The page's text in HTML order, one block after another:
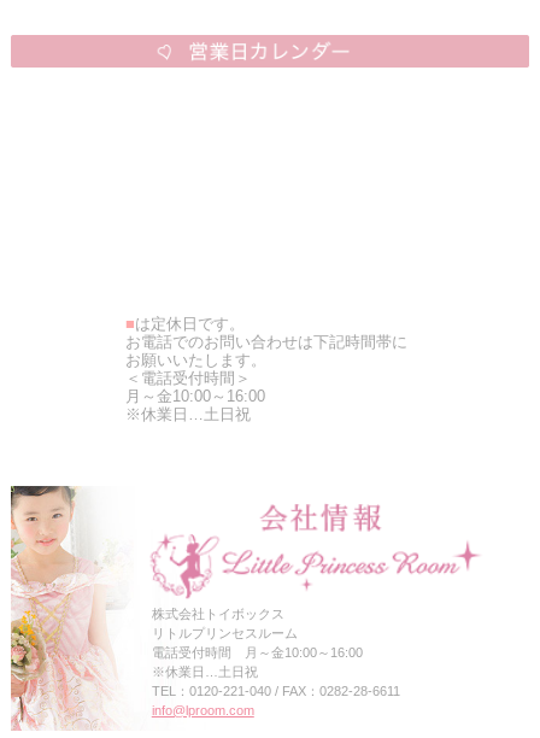
■は定休日です。
お電話でのお問い合わせは下記時間帯に
お願いいたします。
＜電話受付時間＞
月～金10:00～16:00
※休業日…土日祝
株式会社トイボックス
リトルプリンセスルーム
電話受付時間 月～金10:00～16:00
※休業日…土日祝
TEL：0120-221-040 / FAX：0282-28-6611
info@lproom.com